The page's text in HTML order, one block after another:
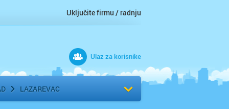
Uključite firmu / radnju
Ulaz za korisnike
LAZAREVACIzaberite komšiluk